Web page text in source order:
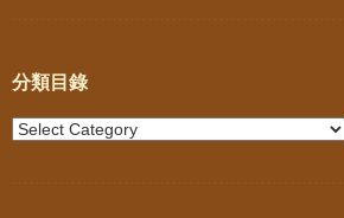
分類目錄